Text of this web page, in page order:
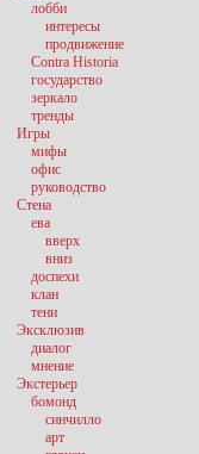
лобби
интересы
продвижение
Contra Historia
государство
зеркало
тренды
Игры
мифы
офис
руководство
Стена
ева
вверх
вниз
доспехи
клан
тени
Эксклюзив
диалог
мнение
Экстерьер
бомонд
синчилло
арт